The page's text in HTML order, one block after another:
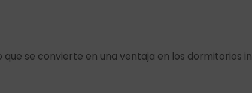
se convierte en una ventaja en los dormitorios